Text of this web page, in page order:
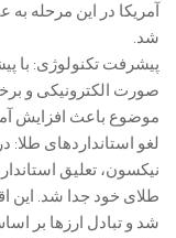
آمریکا در این مرحله به
شد.
پیشرفت تکنولوژی: با
موضوع باعث افزایش
نیکسون، تعلیق
طلای خود جدا شد. این
شد و تبادل ارزها بر